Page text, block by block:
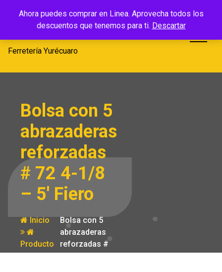
Ahora puedes comprar en Linea. Aprovecha todos los
descuentos que tenemos para ti. Descartar
Ferretería
Yurécuaro
Ferretería Yurécuaro
Bolsa con 5
abrazaderas
reforzadas
# 72 4-1/8
– 5′ Fiero
Inicio
Producto
Bolsa con 5
abrazaderas
reforzadas #
72 4-1/8 – 5′